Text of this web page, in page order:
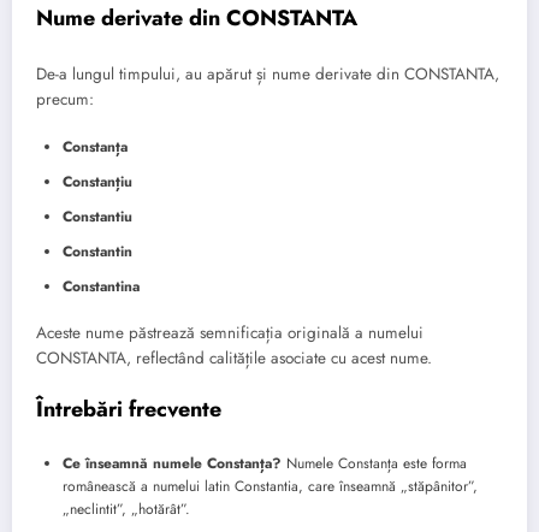
Nume derivate din CONSTANTA
De-a lungul timpului, au apărut și nume derivate din CONSTANTA,
precum:
Constanța
Constanțiu
Constantiu
Constantin
Constantina
Aceste nume păstrează semnificația originală a numelui
CONSTANTA, reflectând calitățile asociate cu acest nume.
Întrebări frecvente
Ce înseamnă numele Constanța? Numele Constanța este forma
românească a numelui latin Constantia, care înseamnă „stăpânitor”,
„neclintit”, „hotărât”.